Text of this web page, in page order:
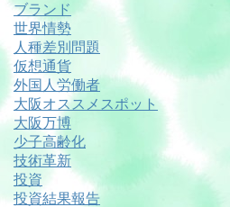
ブランド
世界情勢
人種差別問題
仮想通貨
外国人労働者
大阪オススメスポット
大阪万博
少子高齢化
技術革新
投資
投資結果報告